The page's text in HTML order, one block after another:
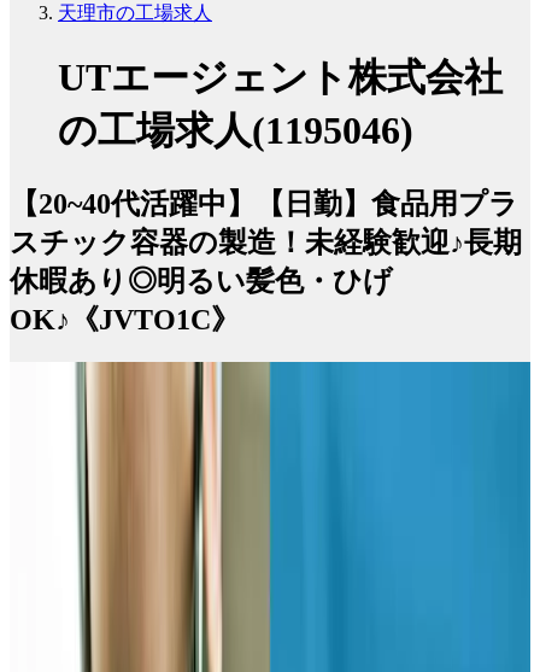
天理市の工場求人
UTエージェント株式会社
の工場求人(1195046)
【20~40代活躍中】【日勤】食品用プラ
スチック容器の製造！未経験歓迎♪長期
休暇あり◎明るい髪色・ひげ
OK♪《JVTO1C》